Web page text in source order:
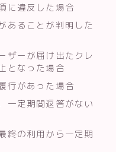
に違反した場合
あることが判明した
ザーが届け出たクレ
となった場合
行があった場合
一定期間返答がない
終の利用から一定期